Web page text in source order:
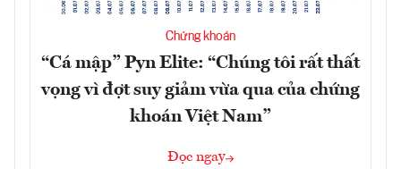
Chứng khoán
“Cá mập” Pyn Elite: “Chúng tôi rất thất
vọng vì đợt suy giảm vừa qua của chứng
khoán Việt Nam”
Đọc ngay